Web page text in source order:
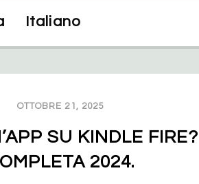
Italiano
OTTOBRE 21, 2025
SU KINDLE
2024.